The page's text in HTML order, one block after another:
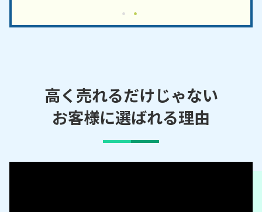
高く売れるだけじゃない
お客様に選ばれる理由